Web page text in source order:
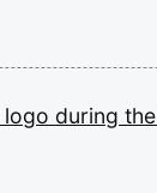
logo during the